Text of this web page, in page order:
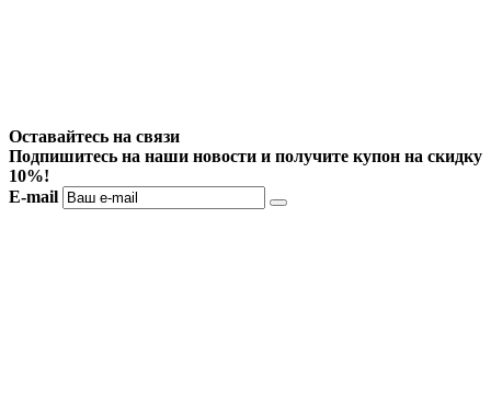
Оставайтесь на связи
Подпишитесь на наши новости и получите купон на скидку
10%!
E-mail